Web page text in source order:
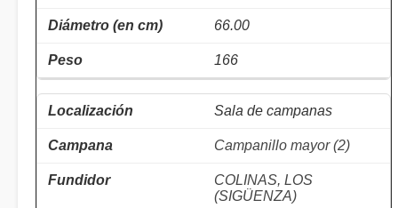
66.00
166
Sala de campanas
Campanillo mayor (2)
COLINAS, LOS
(SIGÜENZA)